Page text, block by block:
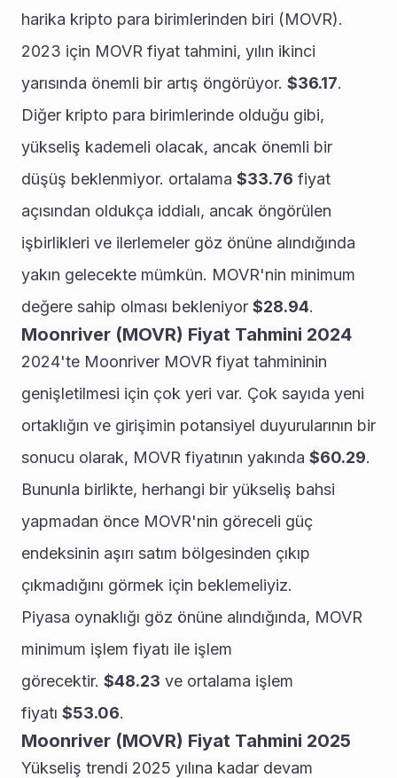
harika kripto para birimlerinden biri (MOVR).
2023 için MOVR fiyat tahmini, yılın ikinci
yarısında önemli bir artış öngörüyor. $36.17.
Diğer kripto para birimlerinde olduğu gibi,
yükseliş kademeli olacak, ancak önemli bir
düşüş beklenmiyor. ortalama $33.76 fiyat
açısından oldukça iddialı, ancak öngörülen
işbirlikleri ve ilerlemeler göz önüne alındığında
yakın gelecekte mümkün. MOVR'nin minimum
değere sahip olması bekleniyor $28.94.
Moonriver (MOVR) Fiyat Tahmini 2024
2024'te Moonriver MOVR fiyat tahmininin
genişletilmesi için çok yeri var. Çok sayıda yeni
ortaklığın ve girişimin potansiyel duyurularının bir
sonucu olarak, MOVR fiyatının yakında $60.29.
Bununla birlikte, herhangi bir yükseliş bahsi
yapmadan önce MOVR'nin göreceli güç
endeksinin aşırı satım bölgesinden çıkıp
çıkmadığını görmek için beklemeliyiz.
Piyasa oynaklığı göz önüne alındığında, MOVR
minimum işlem fiyatı ile işlem
görecektir. $48.23 ve ortalama işlem
fiyatı $53.06.
Moonriver (MOVR) Fiyat Tahmini 2025
Yükseliş trendi 2025 yılına kadar devam